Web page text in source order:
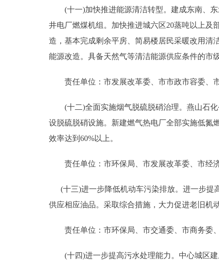
(十一)加快推进能源清洁转型。建成东南、东
井电厂燃煤机组。加快推进城六区20蒸吨以上
造，基本完成剩余平房、简易楼居民采暖改用清
能源改造。具备天然气等清洁能源供应条件的市
责任单位：市发展改革委、市市政市容委、市
(十二)全面实施烟气脱硫脱硝治理。燕山石化
设脱硫脱硝设施。新建燃气热电厂全部实施低氮
效率达到60%以上。
责任单位：市环保局、市发展改革委、市
(十三)进一步降低机动车污染排放。进一步提
供应相应油品。采取综合措施，大力促进老旧机
责任单位：市环保局、市交通委、市商务委
(十四)进一步提高污水处理能力。中心城区建